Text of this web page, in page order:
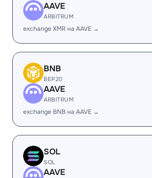
AAVE
ARBITRUM
exchange XMR на AAVE →
BNB
BEP20
AAVE
ARBITRUM
exchange BNB на AAVE →
SOL
SOL
AAVE